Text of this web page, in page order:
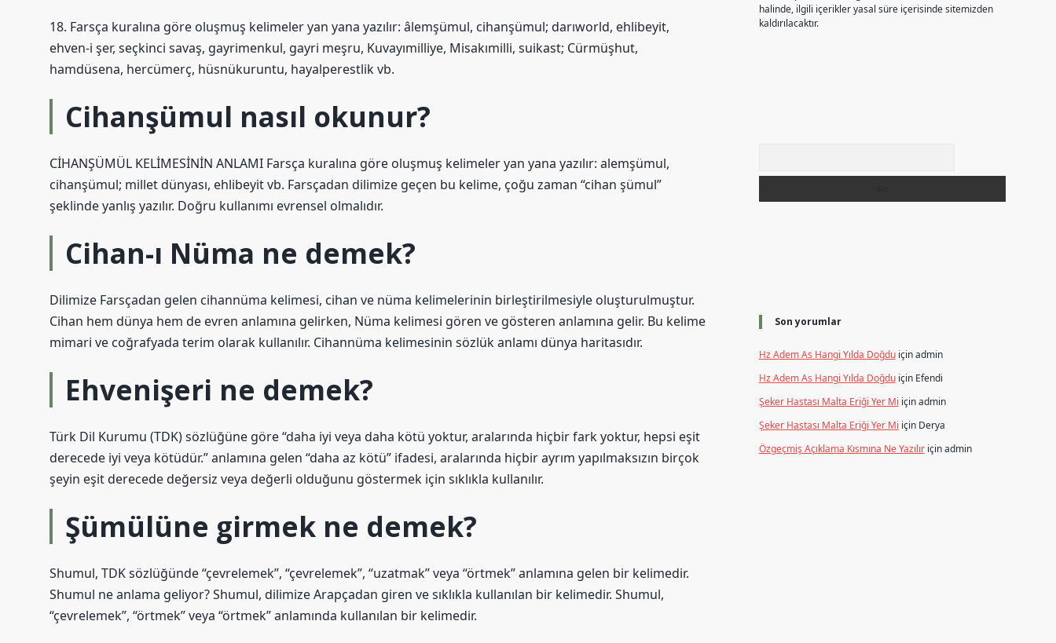
18. Farsça kuralına göre oluşmuş kelimeler yan yana yazılır: âlemşümul, cihanşümul; darıworld, ehlibeyit,
ehven-i şer, seçkinci savaş, gayrimenkul, gayri meşru, Kuvayımilliye, Misakımilli, suikast; Cürmüşhut,
hamdüsena, hercümerç, hüsnükuruntu, hayalperestlik vb.
Cihanşümul nasıl okunur?
CİHANŞÜMÜL KELİMESİNİN ANLAMI Farsça kuralına göre oluşmuş kelimeler yan yana yazılır: alemşümul,
cihanşümul; millet dünyası, ehlibeyit vb. Farsçadan dilimize geçen bu kelime, çoğu zaman “cihan şümul”
şeklinde yanlış yazılır. Doğru kullanımı evrensel olmalıdır.
Cihan-ı Nüma ne demek?
Dilimize Farsçadan gelen cihannüma kelimesi, cihan ve nüma kelimelerinin birleştirilmesiyle oluşturulmuştur.
Cihan hem dünya hem de evren anlamına gelirken, Nüma kelimesi gören ve gösteren anlamına gelir. Bu kelime
mimari ve coğrafyada terim olarak kullanılır. Cihannüma kelimesinin sözlük anlamı dünya haritasıdır.
Ehvenişeri ne demek?
Türk Dil Kurumu (TDK) sözlüğüne göre “daha ​​iyi veya daha kötü yoktur, aralarında hiçbir fark yoktur, hepsi eşit
derecede iyi veya kötüdür.” anlamına gelen “daha ​​az kötü” ifadesi, aralarında hiçbir ayrım yapılmaksızın birçok
şeyin eşit derecede değersiz veya değerli olduğunu göstermek için sıklıkla kullanılır.
Şümülüne girmek ne demek?
Shumul, TDK sözlüğünde “çevrelemek”, “çevrelemek”, “uzatmak” veya “örtmek” anlamına gelen bir kelimedir.
Shumul ne anlama geliyor? Shumul, dilimize Arapçadan giren ve sıklıkla kullanılan bir kelimedir. Shumul,
“çevrelemek”, “örtmek” veya “örtmek” anlamında kullanılan bir kelimedir.
halinde, ilgili içerikler yasal süre içerisinde sitemizden
kaldırılacaktır.
Son yorumlar
Hz Adem As Hangi Yılda Doğduiçinadmin
Hz Adem As Hangi Yılda Doğduiçin Efendi
Şeker Hastası Malta Eriği Yer Mi içinadmin
Şeker Hastası Malta Eriği Yer Mi için Derya
Özgeçmiş Açıklama Kısmına Ne Yazılıriçinadmin